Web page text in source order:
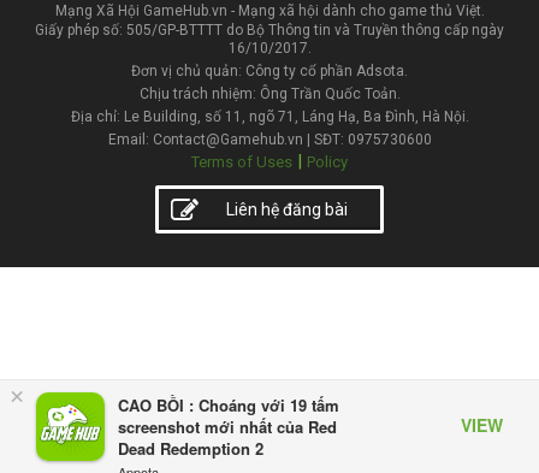
×
CAO BỒI : Choáng với 19 tấm
screenshot mới nhất của Red
Dead Redemption 2
VIEW
Mạng Xã Hội GameHub.vn - Mạng xã hội dành cho game thủ Việt.
Giấy phép số: 505/GP-BTTTT do Bộ Thông tin và Truyền thông cấp ngày
16/10/2017.
Đơn vị chủ quản: Công ty cổ phần Adsota.
Chịu trách nhiệm: Ông Trần Quốc Toản.
Địa chỉ: Le Building, số 11, ngõ 71, Láng Hạ, Ba Đình, Hà Nội.
Email: Contact@Gamehub.vn | SĐT: 0975730600
Terms of Uses | Policy
Liên hệ đăng bài